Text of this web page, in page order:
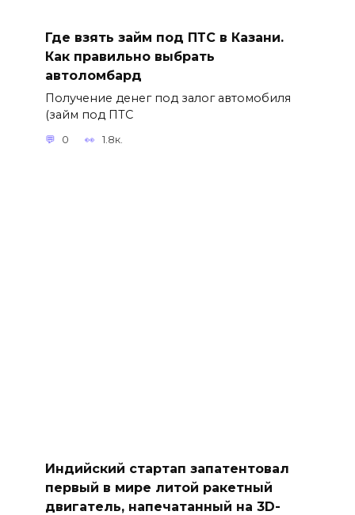
Где взять займ под ПТС в Казани.
Как правильно выбрать
автоломбард
Получение денег под залог автомобиля
(займ под ПТС
0 1.8к.
Индийский стартап запатентовал
первый в мире литой ракетный
двигатель, напечатанный на 3D-